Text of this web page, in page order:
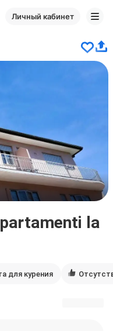
Личный кабинет
la
для курения